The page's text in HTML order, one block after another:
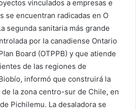
vinculados a empresas e
se encuentran radicadas en O
segunda sanitaria más grande
por la canadiense Ontario
Board (OTPPB) y que atiende
de las regiones de
informó que construirá la
la zona centro-sur de Chile, en
Pichilemu. La desaladora se